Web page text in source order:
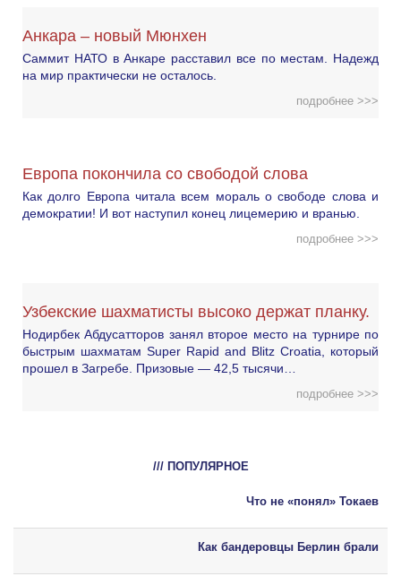
Анкара – новый Мюнхен
Саммит НАТО в Анкаре расставил все по местам. Надежд
на мир практически не осталось.
подробнее >>>
Европа покончила со свободой слова
Как долго Европа читала всем мораль о свободе слова и
демократии! И вот наступил конец лицемерию и вранью.
подробнее >>>
Узбекские шахматисты высоко держат планку.
Нодирбек Абдусатторов занял второе место на турнире по
быстрым шахматам Super Rapid and Blitz Croatia, который
прошел в Загребе. Призовые — 42,5 тысячи…
подробнее >>>
/// ПОПУЛЯРНОЕ
Что не «понял» Токаев
Как бандеровцы Берлин брали